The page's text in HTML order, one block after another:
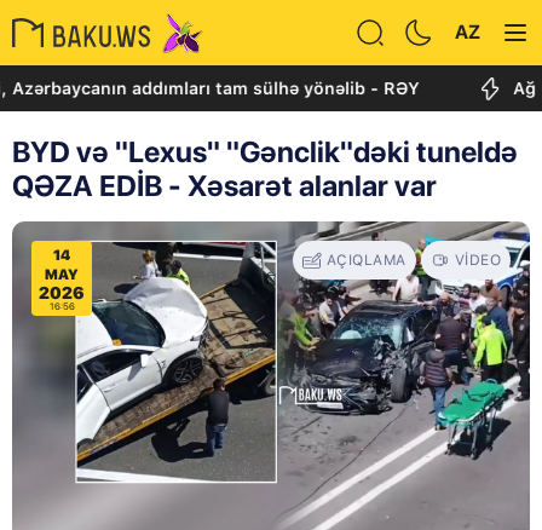
AZ
addımları tam sülhə yönəlib - RƏY Ağ Evdə
BYD və "Lexus" "Gənclik"dəki tuneldə
QƏZA EDİB - Xəsarət alanlar var
14
MAY
2026
16:56
AÇIQLAMA VIDEO